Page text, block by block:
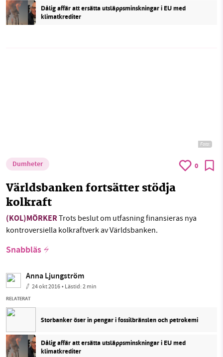
Dålig affär att ersätta utsläppsminskningar i EU med
klimatkrediter
Foto:
Dumheter 0
Världsbanken fortsätter stödja
kolkraft
(KOL)MÖRKERTrots beslut om utfasning finansieras nya
kontroversiella kolkraftverk av Världsbanken.
Snabbläs
Anna Ljungström
24 okt 2016• Lästid:2 min
RELATERAT
Storbanker öser in pengar i fossilbränslen och petrokemi
Dålig affär att ersätta utsläppsminskningar i EU med
klimatkrediter